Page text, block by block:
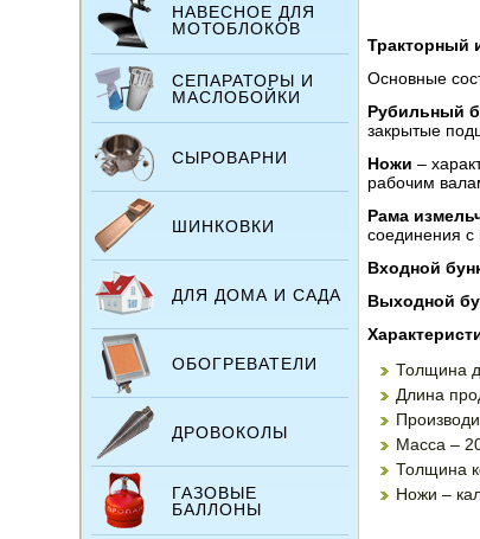
НАВЕСНОЕ ДЛЯ
МОТОБЛОКОВ
СЕПАРАТОРЫ И
МАСЛОБОЙКИ
СЫРОВАРНИ
ШИНКОВКИ
ДЛЯ ДОМА И САДА
ОБОГРЕВАТЕЛИ
ДРОВОКОЛЫ
ГАЗОВЫЕ
БАЛЛОНЫ
Тракторный
Основные
Рубильный
закрытые
Ножи –
рабочим
Рама
соединения
Входной
Выходной
Толщина
Длина
Масса –
Толщина
Ножи –